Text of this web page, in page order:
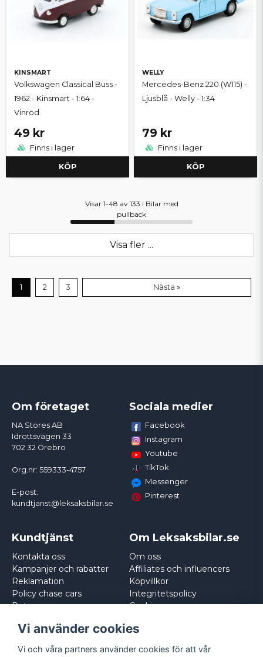
KINSMART
Volkswagen Classical Buss -
1962 - Kinsmart - 1:64 -
Vinröd
49 kr
Finns i lager
KÖP
WELLY
Mercedes-Benz 220 (W115) -
Ljusblå - Welly - 1:34
79 kr
Finns i lager
KÖP
Visar 1-48 av 133 i Bilar med
pullback
Visa fler ...
1 2 3 Nästa »
Om företaget
NA Stores AB
Idrottsvägen 33
702 32 Örebro
Org.nr: 559333-4757
E-post:
kundtjanst@leksaksbilar.se
Sociala medier
Facebook
Instagram
Youtube
TikTok
Messenger
Pinterest
Kundtjänst
Kontakta oss
Kampanjer och rabatter
Reklamation
Policy chase cars
Returnera
Om Leksaksbilar.se
Om oss
Affiliates och influencers
Köpvillkor
Integritetspolicy
Cookies
Vi använder cookies
Vi och våra partners använder cookies för att vår